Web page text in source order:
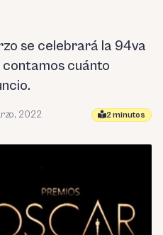
se celebrará la 94va
contamos cuánto
2022 2 minutos